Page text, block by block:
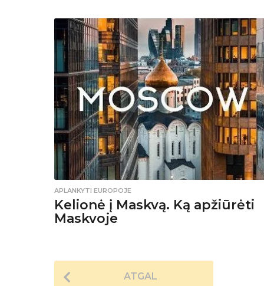
K
ą
p
a
m
a
t
y
t
i
APLANKYTI EUROPOJE
Kelionė į Maskvą. Ką apžiūrėti
Maskvoje
ATGAL